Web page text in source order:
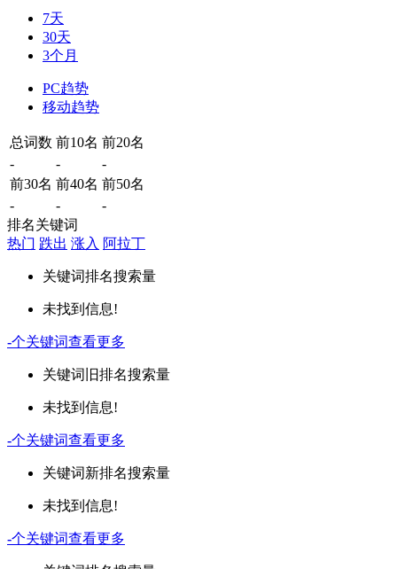
7天
30天
3个月
PC趋势
移动趋势
总词数 前10名 前20名
-
-
-
前30名 前40名 前50名
-
-
-
排名关键词
热门 跌出 涨入 阿拉丁
关键词排名搜索量
未找到信息!
-个关键词查看更多
关键词 旧排名搜索量
未找到信息!
-个关键词查看更多
关键词新排名搜索量
未找到信息!
-个关键词查看更多